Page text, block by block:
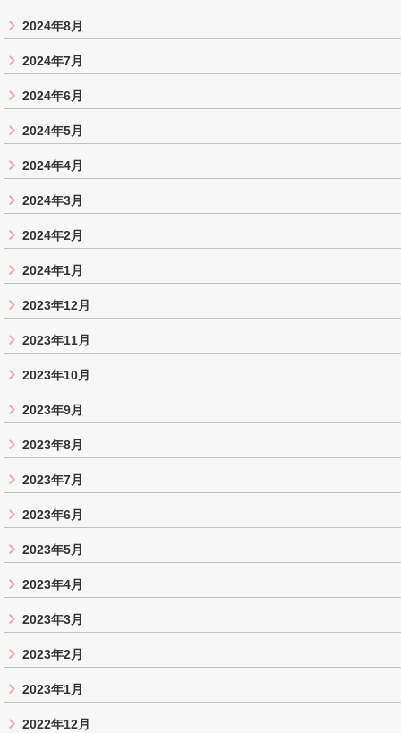
2024年8月
2024年7月
2024年6月
2024年5月
2024年4月
2024年3月
2024年2月
2024年1月
2023年12月
2023年11月
2023年10月
2023年9月
2023年8月
2023年7月
2023年6月
2023年5月
2023年4月
2023年3月
2023年2月
2023年1月
2022年12月